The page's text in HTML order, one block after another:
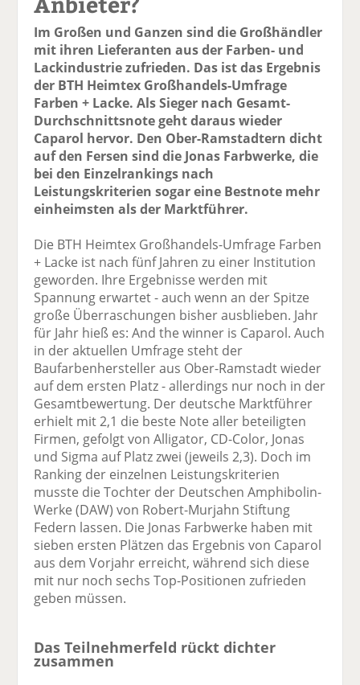
Im Großen und Ganzen sind die Großhändler
mit ihren Lieferanten aus der Farben- und
Lackindustrie zufrieden. Das ist das Ergebnis
der BTH Heimtex Großhandels-Umfrage
Farben + Lacke. Als Sieger nach Gesamt-
Durchschnittsnote geht daraus wieder
Caparol hervor. Den Ober-Ramstadtern dicht
auf den Fersen sind die Jonas Farbwerke, die
bei den Einzelrankings nach
Leistungskriterien sogar eine Bestnote mehr
einheimsten als der Marktführer.
Die BTH Heimtex Großhandels-Umfrage Farben
+ Lacke ist nach fünf Jahren zu einer Institution
geworden. Ihre Ergebnisse werden mit
Spannung erwartet - auch wenn an der Spitze
große Überraschungen bisher ausblieben. Jahr
für Jahr hieß es: And the winner is Caparol. Auch
in der aktuellen Umfrage steht der
Baufarbenhersteller aus Ober-Ramstadt wieder
auf dem ersten Platz - allerdings nur noch in der
Gesamtbewertung. Der deutsche Marktführer
erhielt mit 2,1 die beste Note aller beteiligten
Firmen, gefolgt von Alligator, CD-Color, Jonas
und Sigma auf Platz zwei (jeweils 2,3). Doch im
Ranking der einzelnen Leistungskriterien
musste die Tochter der Deutschen Amphibolin-
Werke (DAW) von Robert-Murjahn Stiftung
Federn lassen. Die Jonas Farbwerke haben mit
sieben ersten Plätzen das Ergebnis von Caparol
aus dem Vorjahr erreicht, während sich diese
mit nur noch sechs Top-Positionen zufrieden
geben müssen.
Das Teilnehmerfeld rückt dichter
zusammen